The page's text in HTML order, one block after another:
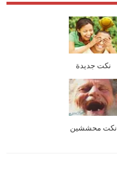
نكت جديدة
نكت محششين